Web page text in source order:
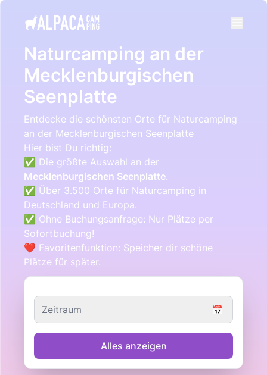
Zeitraum 📅
Alles anzeigen
Naturcamping an der
Mecklenburgischen
Seenplatte
Entdecke die schönsten Orte für Naturcamping
an der Mecklenburgischen Seenplatte
Hier bist Du richtig:
✅ Die größte Auswahl an der
Mecklenburgischen Seenplatte.
✅ Über 3.500 Orte für Naturcamping in
Deutschland und Europa.
✅ Ohne Buchungsanfrage: Nur Plätze per
Sofortbuchung!
❤️ Favoritenfunktion: Speicher dir schöne
Plätze für später.